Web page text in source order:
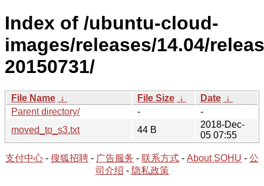
Index of /ubuntu-cloud-
images/releases/14.04/
20150731/
File Name ↓ File Size ↓ Date ↓
Parent directory/
-
-
moved_to_s3.txt
44 B
2018-Dec-
05 07:55
支付中心 - 搜狐招聘 - 广告服务 - 联系方式 - About SOHU - 公
司介绍 - 隐私政策